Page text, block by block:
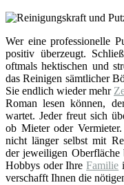
Wer eine professionelle
positiv überzeugt.
oftmals hektischen und
das Reinigen sämtlicher
Sie endlich wieder mehr
Roman lesen können,
wartet. Jeder freut sich
ob Mieter oder
nicht länger selbst mit
der jeweiligen Oberfläche
Hobbys oder IhreFamilie
verschafft Ihnen die